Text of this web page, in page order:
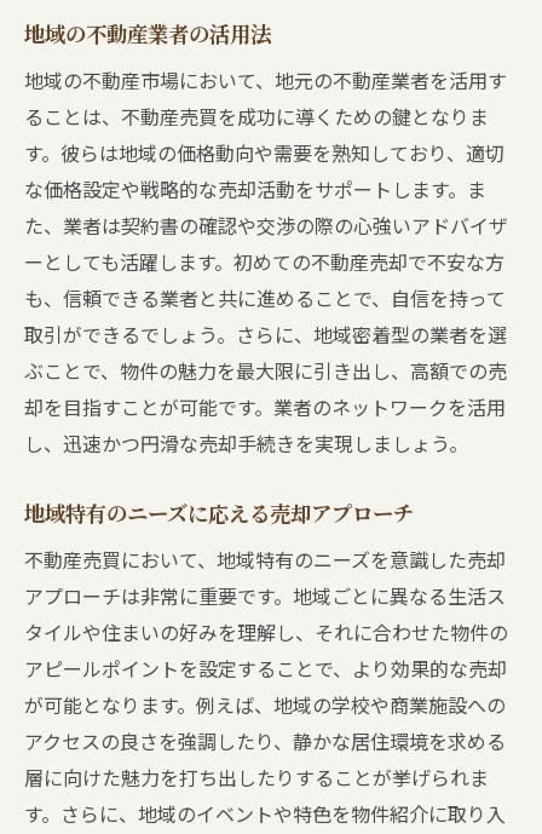
地域の不動産業者の活用法
地域の不動産市場において、地元の不動産業者を活用す
ることは、不動産売買を成功に導くための鍵となりま
す。彼らは地域の価格動向や需要を熟知しており、適切
な価格設定や戦略的な売却活動をサポートします。ま
た、業者は契約書の確認や交渉の際の心強いアドバイザ
ーとしても活躍します。初めての不動産売却で不安な方
も、信頼できる業者と共に進めることで、自信を持って
取引ができるでしょう。さらに、地域密着型の業者を選
ぶことで、物件の魅力を最大限に引き出し、高額での売
却を目指すことが可能です。業者のネットワークを活用
し、迅速かつ円滑な売却手続きを実現しましょう。
地域特有のニーズに応える売却アプローチ
不動産売買において、地域特有のニーズを意識した売却
アプローチは非常に重要です。地域ごとに異なる生活ス
タイルや住まいの好みを理解し、それに合わせた物件の
アピールポイントを設定することで、より効果的な売却
が可能となります。例えば、地域の学校や商業施設への
アクセスの良さを強調したり、静かな居住環境を求める
層に向けた魅力を打ち出したりすることが挙げられま
す。さらに、地域のイベントや特色を物件紹介に取り入